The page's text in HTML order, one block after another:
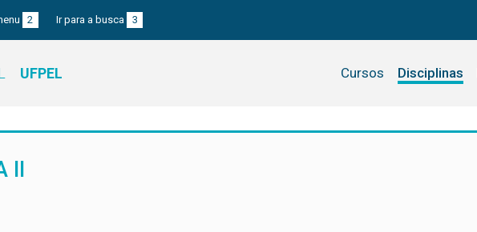
2 Ir para a busca 3
UFPEL Cursos Disciplinas
II